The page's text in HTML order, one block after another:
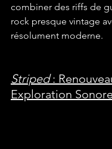
combiner des riffs de
rock presque vintage
résolument moderne.
Striped :
Exploration Sonore